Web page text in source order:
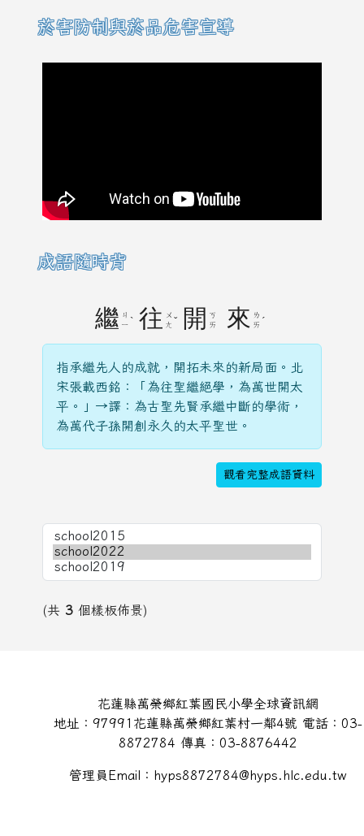
菸害防制與菸品危害宣導
成語隨時背
繼 ㄐ
ㄧ ˋ 往
ㄨ
ㄤ ˇ 開
ㄎ
ㄞ
來 ㄌ
ㄞ ˊ
指承繼先人的成就，開拓未來的新局面。北
宋張載西銘：「為往聖繼絕學，為萬世開太
平。」→譯：為古聖先賢承繼中斷的學術，
為萬代子孫開創永久的太平聖世。
觀看完整成語資料
(共 3 個樣板佈景)
花蓮縣萬榮鄉紅葉國民小學全球資訊網
地址：97991花蓮縣萬榮鄉紅葉村一鄰4號 電話：03-
8872784 傳真：03-8876442
管理員Email：hyps8872784@hyps.hlc.edu.tw